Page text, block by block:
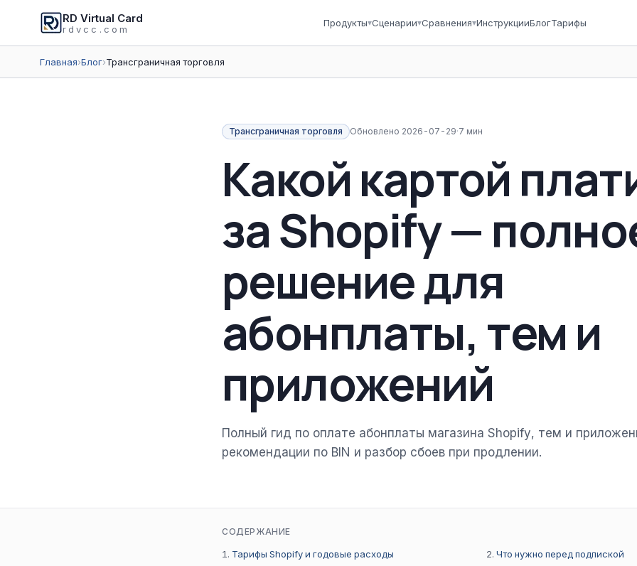
RD Virtual Card
rdvcc.com
Продукты▾Сценарии▾Сравнения▾ИнструкцииБлогТарифы
Главная›Блог›Трансграничная торговля
Трансграничная торговля Обновлено 2026-07-29·7 мин
Какой картой
за Shopify —
решение для
абонплаты, тем и
приложений
Полный гид по оплате абонплаты магазина Shopify, тем и
рекомендации по BIN и разбор сбоев при продлении.
СОДЕРЖАНИЕ
Тарифы Shopify и годовые расходы
Что нужно перед подпиской